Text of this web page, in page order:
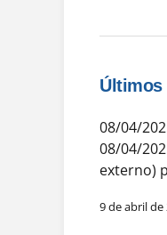
Últimos
08/04/
08/04/
externo)
9 de abril de